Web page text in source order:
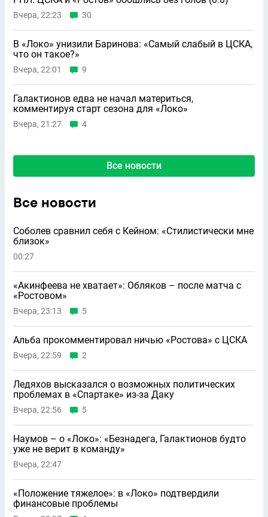
Вчера, 22:23 30
В «Локо» унизили Баринова: «Самый слабый в ЦСКА,
что он такое?»
Вчера, 22:01 9
Галактионов едва не начал материться,
комментируя старт сезона для «Локо»
Вчера, 21:27 4
Все новости
Все новости
Соболев сравнил себя с Кейном: «Стилистически мне
близок»
00:27
«Акинфеева не хватает»: Обляков – после матча с
«Ростовом»
Вчера, 23:13 5
Альба прокомментировал ничью «Ростова» с ЦСКА
Вчера, 22:59 2
Ледяхов высказался о возможных политических
проблемах в «Спартаке» из-за Даку
Вчера, 22:56 5
Наумов – о «Локо»: «Безнадега, Галактионов будто
уже не верит в команду»
Вчера, 22:47
«Положение тяжелое»: в «Локо» подтвердили
финансовые проблемы